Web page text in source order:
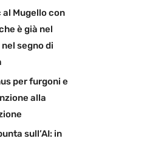
al Mugello con
è già nel
segno di
per furgoni e
alla
sull’AI: in